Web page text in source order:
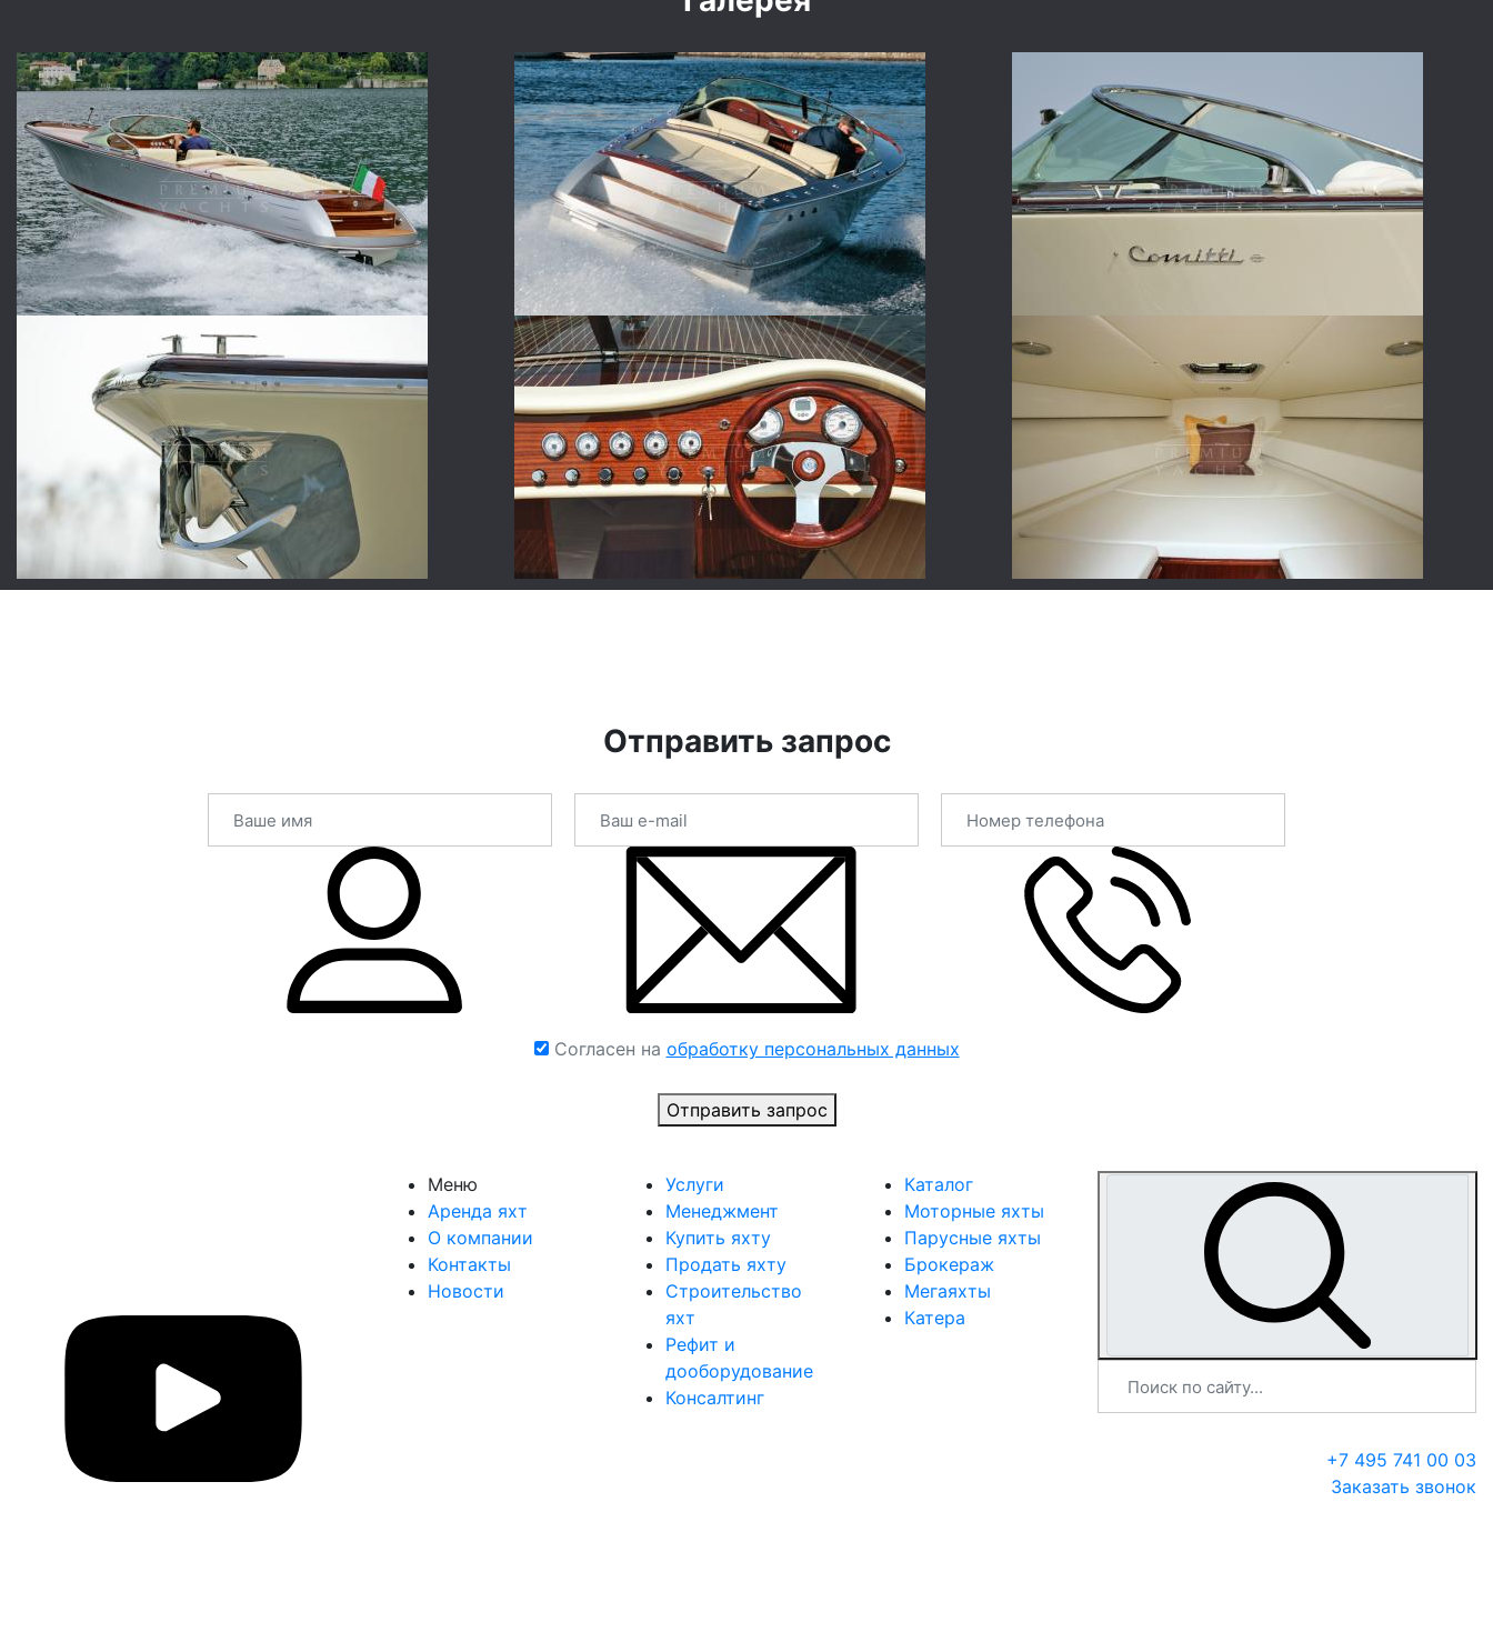
Отправить запрос
Согласен на обработку персональных данных
Отправить запрос
Меню
Аренда яхт
О компании
Контакты
Новости
Услуги
Менеджмент
Купить яхту
Продать яхту
Строительство
яхт
Рефит и
дооборудование
Консалтинг
Каталог
Моторные яхты
Парусные яхты
Брокераж
Мегаяхты
Катера
+7 495 741 00 03
Заказать звонок